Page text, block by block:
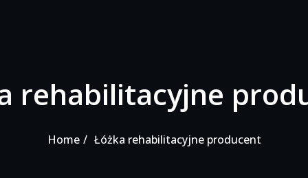
rehabilitacyjne
Home Łóżka rehabilitacyjne producent